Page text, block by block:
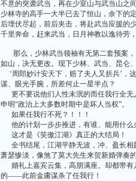
不意的突袭武当，再在少室山与武当山之
少林寺的高手一大半已去了恒山，余下的
后埋伏尽起，前后夹击，将赴武当应援的
千里奔命，赶来武当，日月神教以逸待劳
那么，少林武当领袖有无第二套预案，
如山，决无更改。现下少林、武当、昆仑
‘周郎妙计安天下，赔了夫人又折兵’，
谋、眼光手腕，所差何止一星半点？
更不要说他们人性未泯的而任我行全无
申明“政治上大多数时期中是坏人当权”。
如果任我行不死？！！！
他的计划一步步推进，有谁、能用什么
这才是《笑傲江湖》真正的大结局！
全书结尾，江湖平静无波，冲、盈长相
萧瑟惨淡，像煞了莫大先生来贺新婚弹奏
婚礼上嘉宾云集，高朋满座。却都带有
的——此前金庸谋杀了任我行！